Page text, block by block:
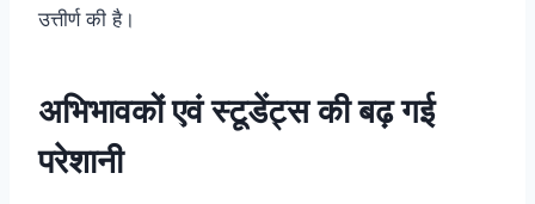
उत्तीर्ण की है।
अभिभावकों एवं स्टूडेंट्स की बढ़ गई
परेशानी